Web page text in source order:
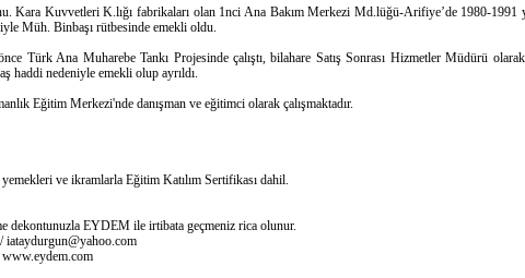
Kara Kuvvetleri K.lığı fabrikaları olan 1nci Ana Bakım Merkezi Md.lüğü-Arifiye’de 1980-1991
Müh. Binbaşı rütbesinde emekli oldu.
Türk Ana Muharebe Tankı Projesinde çalıştı, bilahare Satış Sonrası Hizmetler Müdürü
haddi nedeniyle emekli olup ayrıldı.
Eğitim Merkezi'nde danışman ve eğitimci olarak çalışmaktadır.
ve ikramlarla Eğitim Katılım Sertifikası dahil.
dekontunuzla EYDEM ile irtibata geçmeniz rica olunur.
/iataydurgun@yahoo.com